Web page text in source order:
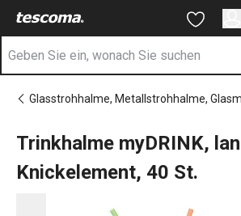
Sie befinden sich auf der Trinkhalme
Zum Hauptinhalt
Zur Suche springen
Zur Navigation
Glasstrohhalme, Metallstrohhalme,
Trinkhalme myDRINK,
Knickelement, 40 St.